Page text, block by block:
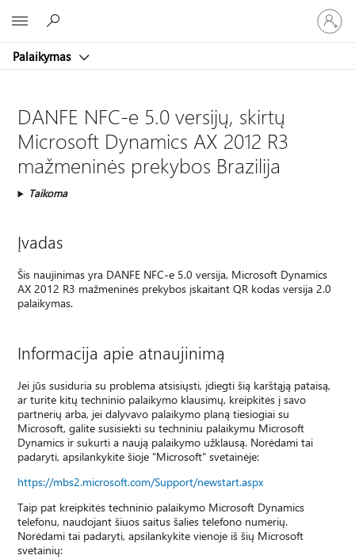
Palaikymas
prie
paskyros
DANFE NFC-e 5.0 versijų, skirtų
Microsoft Dynamics AX 2012 R3
mažmeninės prekybos Brazilija
Taikoma
Įvadas
Šis naujinimas yra DANFE NFC-e 5.0 versija, Microsoft Dynamics
AX 2012 R3 mažmeninės prekybos įskaitant QR kodas versija 2.0
palaikymas.
Informacija apie atnaujinimą
Jei jūs susiduria su problema atsisiųsti, įdiegti šią karštąją pataisą,
ar turite kitų techninio palaikymo klausimų, kreipkitės į savo
partnerių arba, jei dalyvavo palaikymo planą tiesiogiai su
Microsoft, galite susisiekti su techniniu palaikymu Microsoft
Dynamics ir sukurti a naują palaikymo užklausą. Norėdami tai
padaryti, apsilankykite šioje "Microsoft" svetainėje:
https://mbs2.microsoft.com/Support/newstart.aspx
Taip pat kreipkitės techninio palaikymo Microsoft Dynamics
telefonu, naudojant šiuos saitus šalies telefono numerių.
Norėdami tai padaryti, apsilankykite vienoje iš šių Microsoft
svetainių: